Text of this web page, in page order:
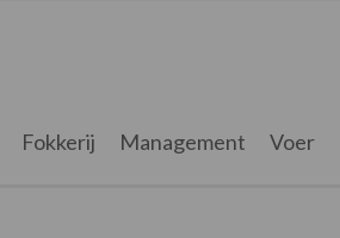
Fokkerij Management Voer